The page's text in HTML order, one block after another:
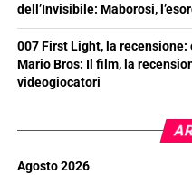
dell’Invisibile: Maborosi,
007 First Light, la
Mario Bros: Il film, la
videogiocatori
Agosto 2026